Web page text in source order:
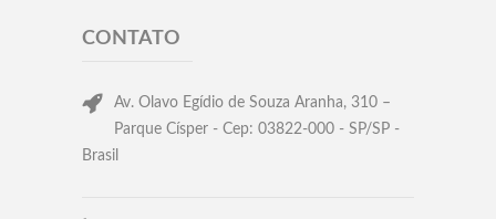
CONTATO
Av. Olavo Egídio de Souza Aranha, 310 –
Parque Císper - Cep: 03822-000 - SP/SP -
Brasil